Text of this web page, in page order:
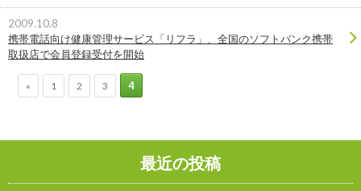
2009.10.8
携帯電話向け健康管理サービス「リフラ」、全国のソフトバンク携帯
取扱店で会員登録受付を開始
« 1 2 3 4
最近の投稿